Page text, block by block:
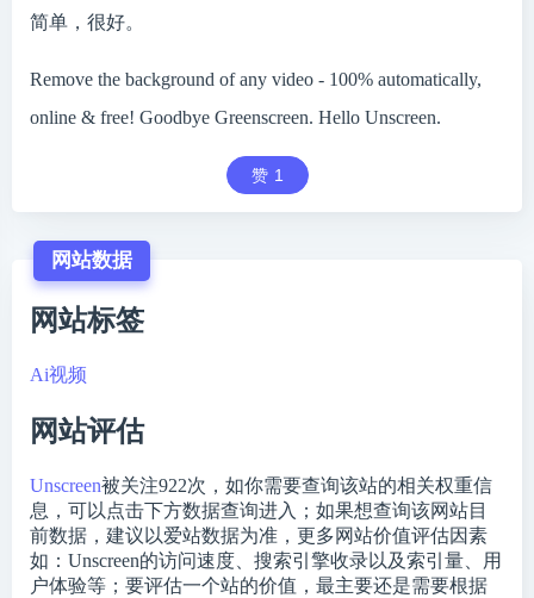
简单，很好。
Remove the background of any video - 100% automatically,
online & free! Goodbye Greenscreen. Hello Unscreen.
赞 1
网站数据
网站标签
Ai视频
网站评估
Unscreen被关注922次，如你需要查询该站的相关权重信
息，可以点击下方数据查询进入；如果想查询该网站目
前数据，建议以爱站数据为准，更多网站价值评估因素
如：Unscreen的访问速度、搜索引擎收录以及索引量、用
户体验等；要评估一个站的价值，最主要还是需要根据